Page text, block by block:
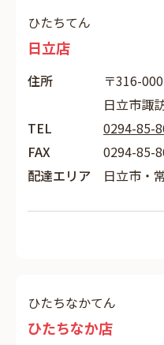
ひたちてん
日立店
住所
〒316-
日立市諏
TEL
0294-85-
FAX
0294-85-
配達エリア
日立市・
ひたちなかてん
ひたちなか店